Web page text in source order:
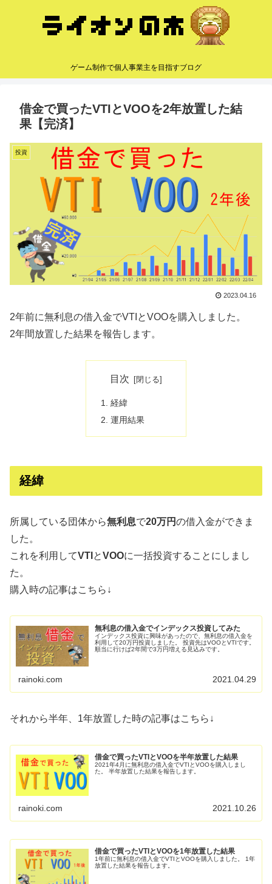
ゲーム制作で個人事業主を目指すブログ
借金で買ったVTIとVOOを2年放置した結
果【完済】
投資
2023.04.16
2年前に無利息の借入金でVTIとVOOを購入しました。
2年間放置した結果を報告します。
目次
経緯
運用結果
経緯
所属している団体から無利息で20万円の借入金ができま
した。
これを利用してVTI とVOOに一括投資することにしまし
た。
購入時の記事はこちら↓
無利息の借入金でインデックス投資してみた
インデックス投資に興味があったので、無利息の借入金を
利用して20万円投資しました。 投資先はVOOとVTIです。
順当に行けば2年間で3万円増える見込みです。
rainoki.com 2021.04.29
それから半年、1年放置した時の記事はこちら↓
借金で買ったVTIとVOOを半年放置した結果
2021年4月に無利息の借入金でVTIとVOOを購入しまし
た。 半年放置した結果を報告します。
rainoki.com 2021.10.26
借金で買ったVTIとVOOを1年放置した結果
1年前に無利息の借入金でVTIとVOOを購入しました。 1年
放置した結果を報告します。